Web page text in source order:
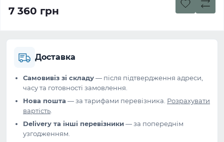
7 360 грн
Доставка
Самовивіз зі складу— після підтвердження адреси,
часу та готовності замовлення.
Нова пошта — за тарифами перевізника. Розрахувати
вартість
Delivery та інші перевізники— за попереднім
узгодженням.